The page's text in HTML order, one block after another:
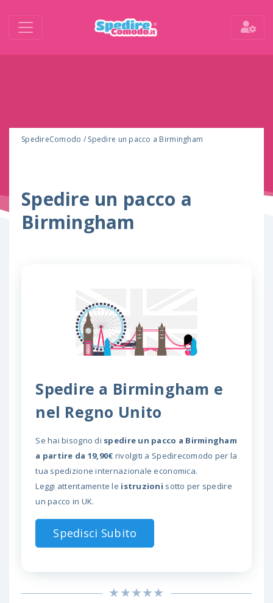
SpedireComodo / Spedire un pacco a Birmingham
Spedire un pacco a
Birmingham
Spedire a Birmingham e
nel Regno Unito
Se hai bisogno di spedire un pacco a Birmingham
a partire da 19,90€ rivolgiti a Spedirecomodo per la
tua spedizione internazionale economica.
Leggi attentamente le istruzioni sotto per spedire
un pacco in UK.
Spedisci Subito